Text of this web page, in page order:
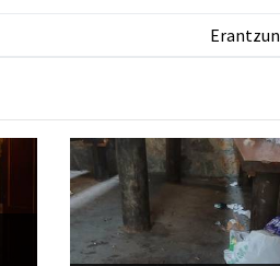
Erantzun